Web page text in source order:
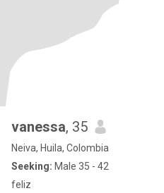
vanessa, 35
Neiva, Huila, Colombia
Seeking: Male 35 - 42
feliz